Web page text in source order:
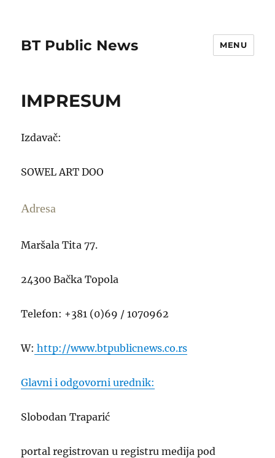
BT Public News MENU
IMPRESUM
Izdavač:
SOWEL ART DOO
Adresa
Maršala Tita 77.
24300 Bačka Topola
Telefon: +381 (0)69 / 1070962
W: http://www.btpublicnews.co.rs
Glavni i odgovorni urednik:
Slobodan Traparić
portal registrovan u registru medija pod